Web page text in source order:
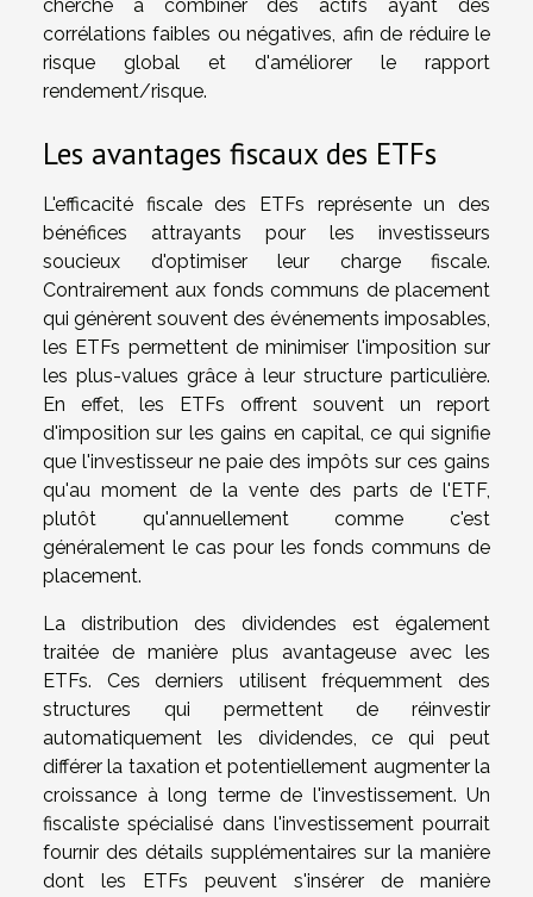
cherche à combiner des actifs ayant des
corrélations faibles ou négatives, afin de réduire le
risque global et d'améliorer le rapport
rendement/risque.
Les avantages fiscaux des ETFs
L'efficacité fiscale des ETFs représente un des
bénéfices attrayants pour les investisseurs
soucieux d'optimiser leur charge fiscale.
Contrairement aux fonds communs de placement
qui génèrent souvent des événements imposables,
les ETFs permettent de minimiser l'imposition sur
les plus-values grâce à leur structure particulière.
En effet, les ETFs offrent souvent un report
d'imposition sur les gains en capital, ce qui signifie
que l'investisseur ne paie des impôts sur ces gains
qu'au moment de la vente des parts de l'ETF,
plutôt qu'annuellement comme c'est
généralement le cas pour les fonds communs de
placement.
La distribution des dividendes est également
traitée de manière plus avantageuse avec les
ETFs. Ces derniers utilisent fréquemment des
structures qui permettent de réinvestir
automatiquement les dividendes, ce qui peut
différer la taxation et potentiellement augmenter la
croissance à long terme de l'investissement. Un
fiscaliste spécialisé dans l'investissement pourrait
fournir des détails supplémentaires sur la manière
dont les ETFs peuvent s'insérer de manière